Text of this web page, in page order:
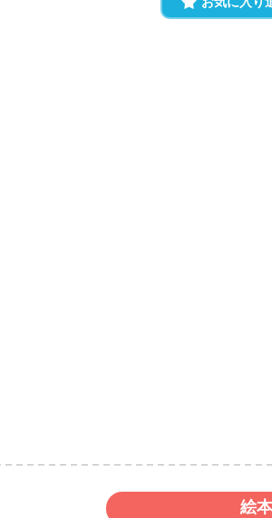
お気に入り
絵